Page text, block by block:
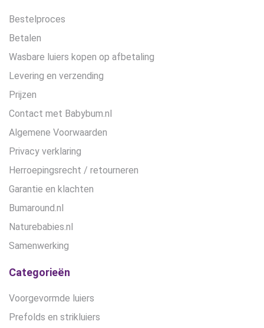
Bestelproces
Betalen
Wasbare luiers kopen op afbetaling
Levering en verzending
Prijzen
Contact met Babybum.nl
Algemene Voorwaarden
Privacy verklaring
Herroepingsrecht / retourneren
Garantie en klachten
Bumaround.nl
Naturebabies.nl
Samenwerking
Categorieën
Voorgevormde luiers
Prefolds en strikluiers